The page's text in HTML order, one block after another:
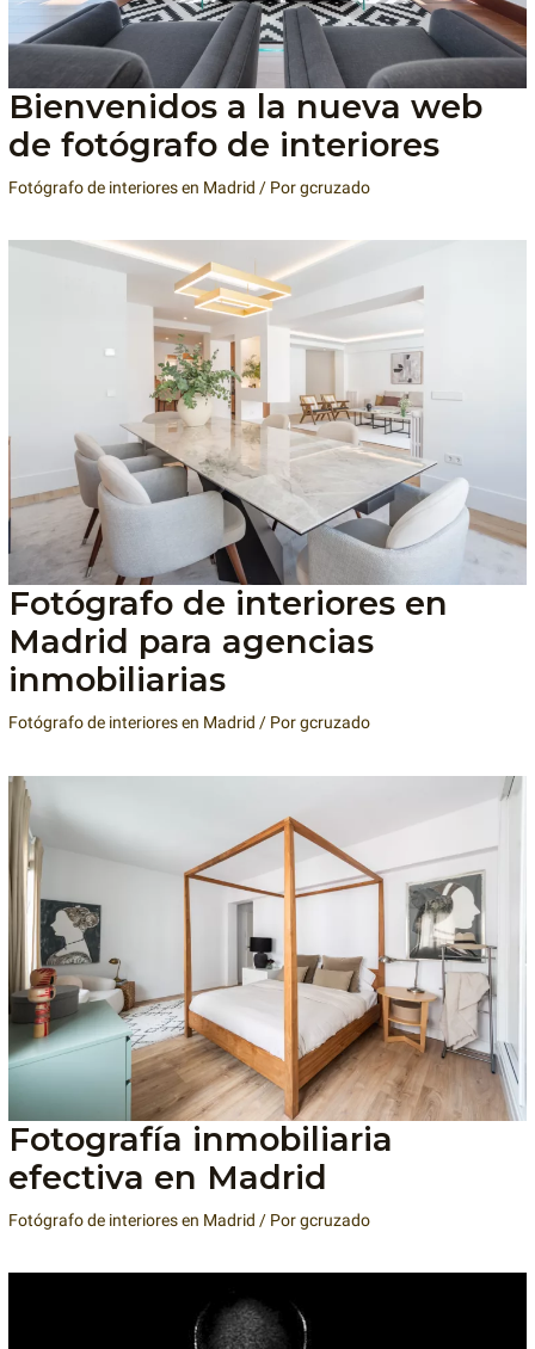
Bienvenidos a la nueva web
de fotógrafo de interiores
Fotógrafo de interiores en Madrid / Porgcruzado
Fotógrafo de interiores en
Madrid para agencias
inmobiliarias
Fotógrafo de interiores en Madrid / Porgcruzado
Fotografía inmobiliaria
efectiva en Madrid
Fotógrafo de interiores en Madrid / Porgcruzado